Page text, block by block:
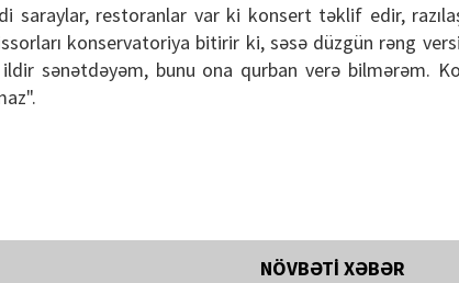
saraylar, restoranlar var ki konsert təklif edir,
konservatoriya bitirir ki, səsə düzgün rəng
sənətdəyəm, bunu ona qurban verə bilmərəm.
NÖVBƏTİ XƏBƏR